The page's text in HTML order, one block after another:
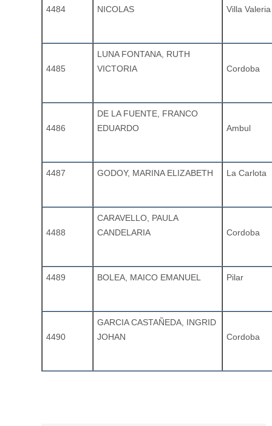
4484
NICOLAS
Villa Valeria
4485
LUNA FONTANA, RUTH
VICTORIA
Cordoba
4486
DE LA FUENTE, FRANCO
EDUARDO
Ambul
4487 GODOY, MARINA ELIZABETH La Carlota
4488
CARAVELLO, PAULA
CANDELARIA
Cordoba
4489 BOLEA, MAICO EMANUEL Pilar
4490
GARCIA CASTAÑEDA, INGRID
JOHAN
Cordoba